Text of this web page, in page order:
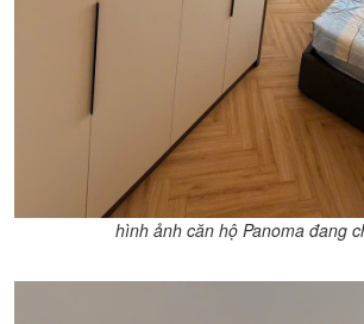
hình ảnh căn hộ Panoma đang